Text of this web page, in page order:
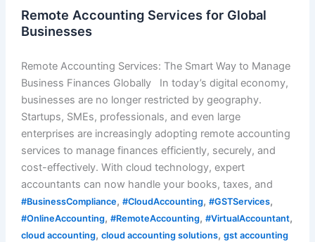
Remote Accounting Services for Global
Businesses
Remote Accounting Services: The Smart Way to Manage
Business Finances Globally In today’s digital economy,
businesses are no longer restricted by geography.
Startups, SMEs, professionals, and even large
enterprises are increasingly adopting remote accounting
services to manage finances efficiently, securely, and
cost-effectively. With cloud technology, expert
accountants can now handle your books, taxes, and
#BusinessCompliance, #CloudAccounting, #GSTServices,
#OnlineAccounting, #RemoteAccounting, #VirtualAccountant,
cloud accounting, cloud accounting solutions, gst accounting